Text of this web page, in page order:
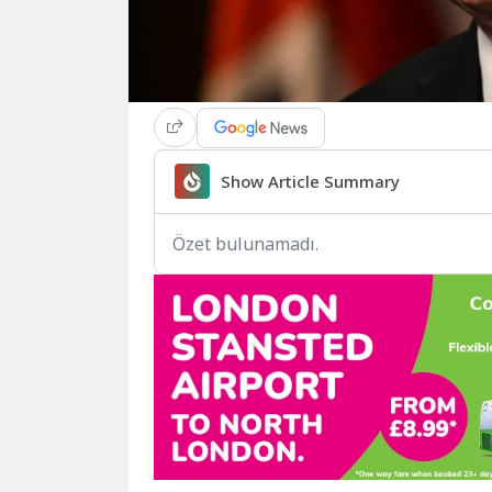
Show Article Summary
Özet bulunamadı.